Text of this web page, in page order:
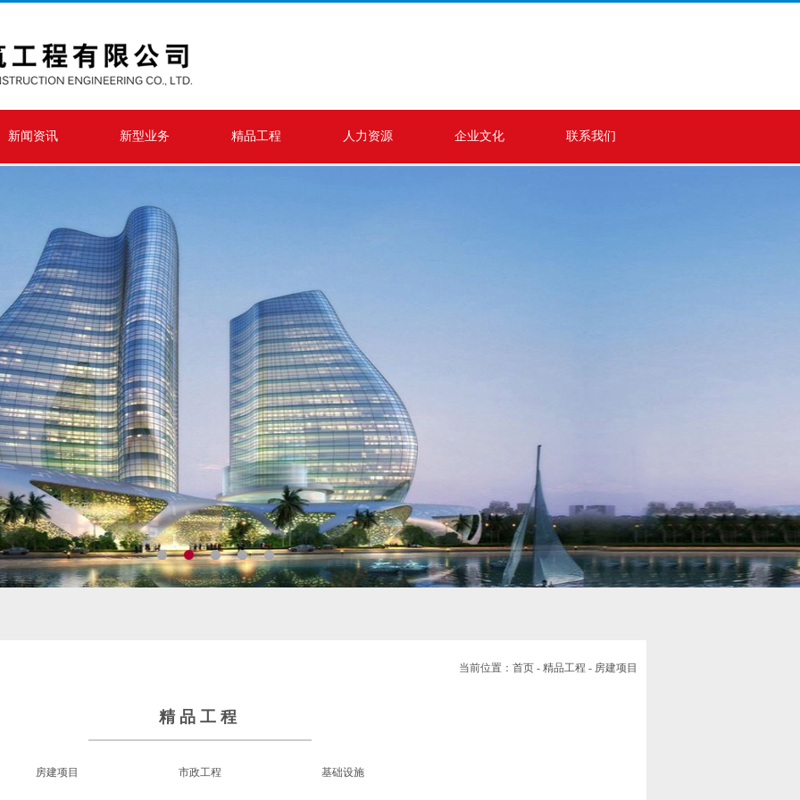
新闻资讯 新型业务 精品工程 人力资源 企业文化 联系我们
当前位置： 首页 - 精品工程 - 房建项目
精品工程
房建项目 市政工程 基础设施